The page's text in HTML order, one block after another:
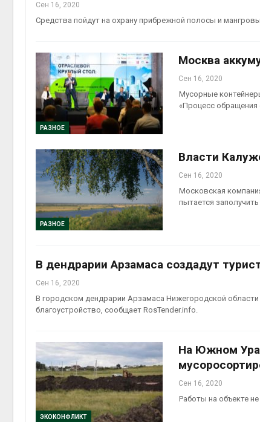
Сен 16, 2020
Cредства пойдут на охрану прибрежной полосы и
РАЗНОЕ
Москва
Сен 16, 2020
Мусорные
«Процесс обращения
РАЗНОЕ
Власти
Сен 16, 2020
Московская
пытается
В дендрарии Арзамаса создадут
Сен 16, 2020
В городском дендрарии Арзамаса Нижегородской
благоустройство, сообщает RosTender.info.
ЭКОКОНФЛИКТ
На Южном
Сен 16, 2020
Работы на объекте
Авг